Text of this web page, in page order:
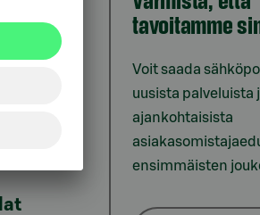
tavoitamme
Voit saada
uusista palveluista
ajankohtaisista
ensimmäisten